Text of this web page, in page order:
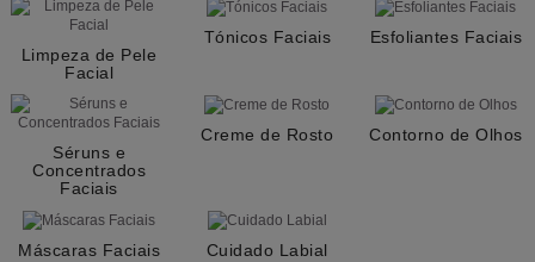
Limpeza de Pele
Facial
Tónicos Faciais Esfoliantes Faciais
Séruns e
Concentrados
Faciais
Creme de Rosto Contorno de Olhos
Máscaras Faciais Cuidado Labial